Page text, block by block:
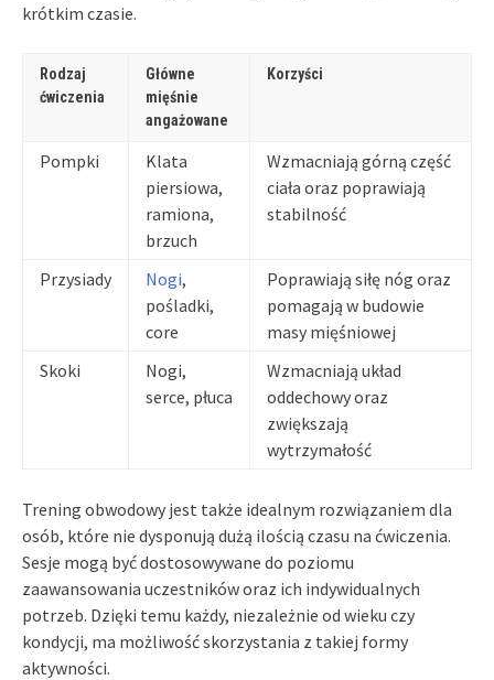
krótkim czasie.
Rodzaj
ćwiczenia
Główne
mięśnie
angażowane
Korzyści
Pompki
Klata
piersiowa,
ramiona,
brzuch
Wzmacniają górną część
ciała oraz poprawiają
stabilność
Przysiady Nogi,
pośladki,
core
Poprawiają siłę nóg oraz
pomagają w budowie
masy mięśniowej
Skoki
Nogi,
serce, płuca
Wzmacniają układ
oddechowy oraz
zwiększają
wytrzymałość
Trening obwodowy jest także idealnym rozwiązaniem dla
osób, które nie dysponują dużą ilością czasu na ćwiczenia.
Sesje mogą być dostosowywane do poziomu
zaawansowania uczestników oraz ich indywidualnych
potrzeb. Dzięki temu każdy, niezależnie od wieku czy
kondycji, ma możliwość skorzystania z takiej formy
aktywności.